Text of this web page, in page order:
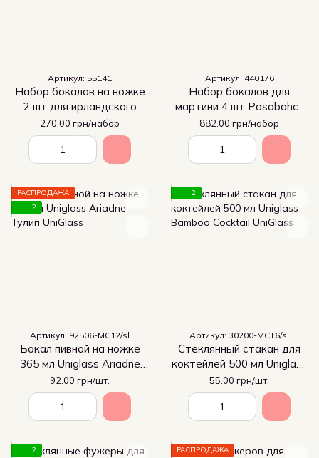
Артикул: 55141
Набор бокалов на ножке
2 шт для ирландского
кофе 230 мл Pasabahce
Айриш
270.00 грн/набор
Артикул: 440176
Набор бокалов для
мартини 4 шт Pasabahce
Timeless 230мл
882.00 грн/набор
РАСПРОДАЖА
2
Артикул: 92506-МС12/sl
Бокал пивной на ножке
365 мл Uniglass Ariadne
Тулип
92.00 грн/шт.
2
Артикул: 30200-МСТ6/sl
Стеклянный стакан для
коктейлей 500 мл Uniglass
Bamboo Cocktail
55.00 грн/шт.
2
РАСПРОДАЖА